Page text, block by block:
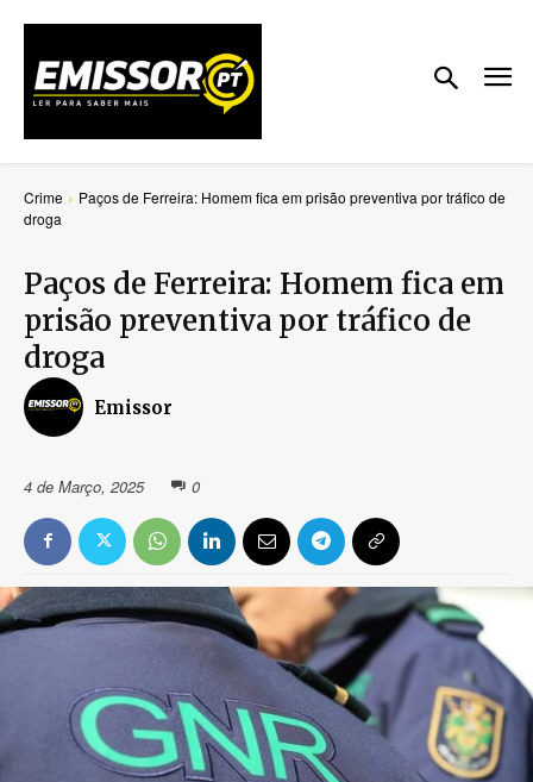
Crime
Paços de Ferreira: Homem fica em prisão preventiva por tráfico de
droga
Paços de Ferreira: Homem fica em
prisão preventiva por tráfico de
droga
Emissor
4 de Março, 2025 0